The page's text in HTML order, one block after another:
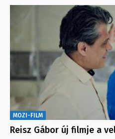
MOZI-FILM
Reisz Gábor új filmje a